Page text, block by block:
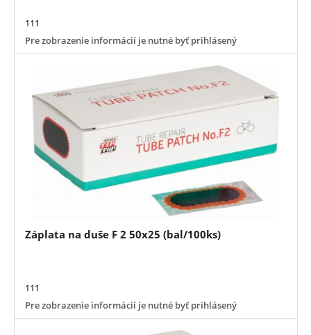
111
Pre zobrazenie informácií je nutné byť prihlásený
Záplata na duše F 2 50x25 (bal/100ks)
111
Pre zobrazenie informácií je nutné byť prihlásený